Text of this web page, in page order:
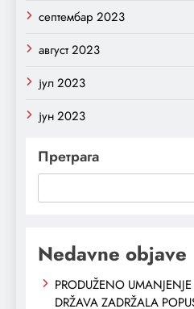
септембар 2023
август 2023
јул 2023
јун 2023
Претрага
Nedavne objave
PRODUŽENO
DRŽAVA ZADRŽALA